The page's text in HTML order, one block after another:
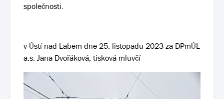
společnosti.
v Ústí nad Labem dne 25. listopadu 2023 za DPmÚL
a.s. Jana Dvořáková, tisková mluvčí